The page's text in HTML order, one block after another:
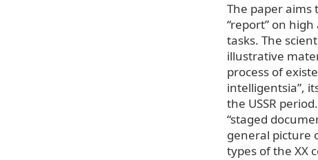
The paper aims
“report” on
tasks. The
illustrative
process of
intelligentsia”,
the USSR
“staged
general picture
types of the XX